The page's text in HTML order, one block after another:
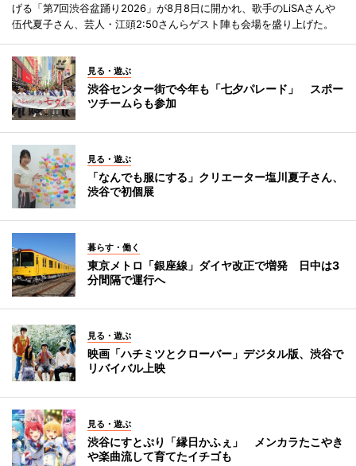
げる「第7回渋谷盆踊り2026」が8月8日に開かれ、歌手のLiSAさんや
伍代夏子さん、芸人・江頭2:50さんらゲスト陣も会場を盛り上げた。
見る・遊ぶ
渋谷センター街で今年も「七夕パレード」 スポー
ツチームらも参加
見る・遊ぶ
「なんでも服にする」クリエーター塩川夏子さん、
渋谷で初個展
暮らす・働く
東京メトロ「銀座線」ダイヤ改正で増発 日中は3
分間隔で運行へ
見る・遊ぶ
映画「ハチミツとクローバー」デジタル版、渋谷で
リバイバル上映
見る・遊ぶ
渋谷にすとぷり「縁日かふぇ」 メンカラたこやき
や楽曲流して育てたイチゴも